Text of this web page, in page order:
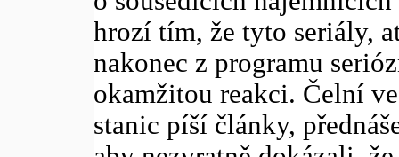
hrozí tím, že tyto seriály,
nakonec z programu
okamžitou reakci. Čelní
stanic píší články,